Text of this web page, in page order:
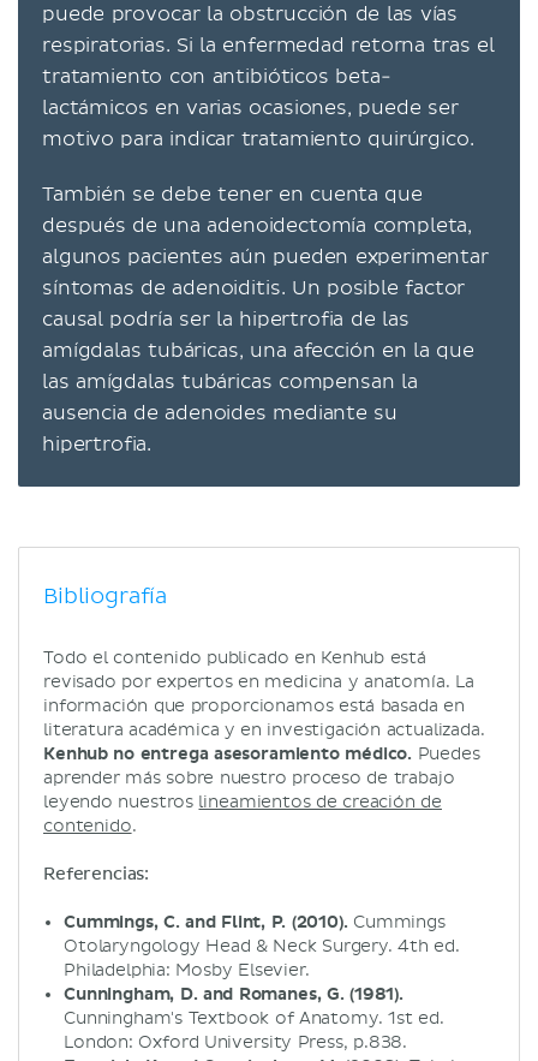
puede provocar la obstrucción de las vías
respiratorias. Si la enfermedad retorna tras el
tratamiento con antibióticos beta-
lactámicos en varias ocasiones, puede ser
motivo para indicar tratamiento quirúrgico.
También se debe tener en cuenta que
después de una adenoidectomía completa,
algunos pacientes aún pueden experimentar
síntomas de adenoiditis. Un posible factor
causal podría ser la hipertrofia de las
amígdalas tubáricas, una afección en la que
las amígdalas tubáricas compensan la
ausencia de adenoides mediante su
hipertrofia.
Bibliografía
Todo el contenido publicado en Kenhub está
revisado por expertos en medicina y anatomía. La
información que proporcionamos está basada en
literatura académica y en investigación actualizada.
Kenhub no entrega asesoramiento médico. Puedes
aprender más sobre nuestro proceso de trabajo
leyendo nuestros lineamientos de creación de
contenido.
Referencias:
Cummings, C. and Flint, P. (2010). Cummings
Otolaryngology Head & Neck Surgery. 4th ed.
Philadelphia: Mosby Elsevier.
Cunningham, D. and Romanes, G. (1981).
Cunningham's Textbook of Anatomy. 1st ed.
London: Oxford University Press, p.838.